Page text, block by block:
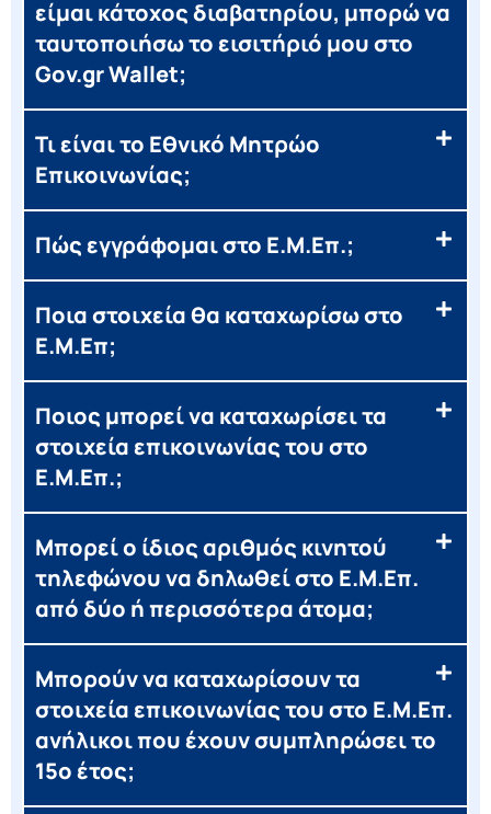
είμαι κάτοχος διαβατηρίου, μπορώ να
ταυτοποιήσω το εισιτήριό μου στο
Gov.gr Wallet;
Τι είναι το Εθνικό Μητρώο
Επικοινωνίας;
Πώς εγγράφομαι στο Ε.Μ.Επ.;
Ποια στοιχεία θα καταχωρίσω στο
Ε.Μ.Επ;
Ποιος μπορεί να καταχωρίσει τα
στοιχεία επικοινωνίας του στο
Ε.Μ.Επ.;
Μπορεί ο ίδιος αριθμός κινητού
τηλεφώνου να δηλωθεί στο Ε.Μ.Επ.
από δύο ή περισσότερα άτομα;
Μπορούν να καταχωρίσουν τα
στοιχεία επικοινωνίας του στο Ε.Μ.Επ.
ανήλικοι που έχουν συμπληρώσει το
15ο έτος;